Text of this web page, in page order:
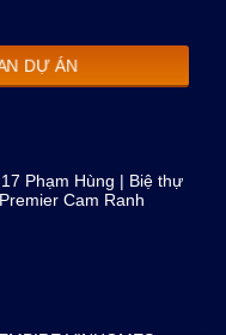
DỰ ÁN
Phạm Hùng | Biệ thự
Cam Ranh